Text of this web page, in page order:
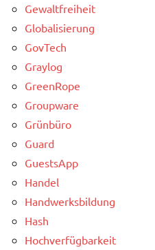
Gewaltfreiheit
Globalisierung
GovTech
Graylog
GreenRope
Groupware
Grünbüro
Guard
GuestsApp
Handel
Handwerksbildung
Hash
Hochverfügbarkeit